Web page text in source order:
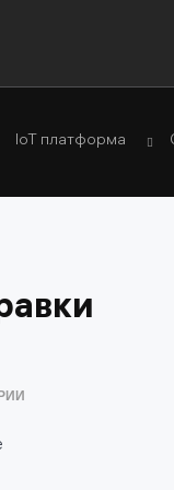
IoT платформа